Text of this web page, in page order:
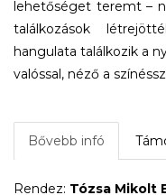
lehetőséget teremt –
találkozások
hangulata találkozik a
valóssal, néző a
Bővebb infó
Rendez: Tózsa Mikolt